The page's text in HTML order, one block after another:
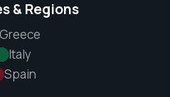
& Regions
Greece
Italy
Spain